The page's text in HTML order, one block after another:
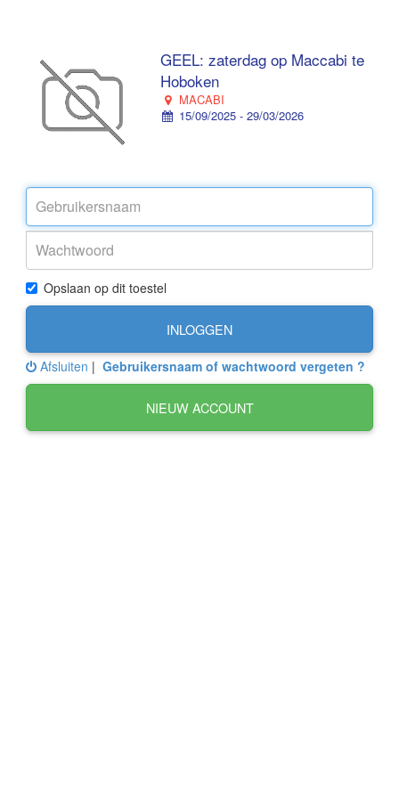
GEEL: zaterdag op Maccabi te
Hoboken
MACABI
15/09/2025 - 29/03/2026
Opslaan op dit toestel
INLOGGEN
Afsluiten | Gebruikersnaam of wachtwoord vergeten ?
NIEUW ACCOUNT